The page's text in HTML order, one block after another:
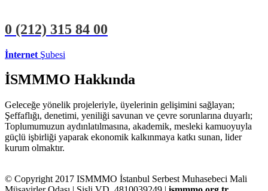
0 (212) 315 84 00
İnternet Şubesi
İSMMMO Hakkında
Geleceğe yönelik projeleriyle, üyelerinin gelişimini sağlayan;
Şeffaflığı, denetimi, yeniliği savunan ve çevre sorunlarına duyarlı;
Toplumumuzun aydınlatılmasına, akademik, mesleki kamuoyuyla
güçlü işbirliği yaparak ekonomik kalkınmaya katkı sunan, lider
kurum olmaktır.
© Copyright 2017 ISMMMO İstanbul Serbest Muhasebeci Mali